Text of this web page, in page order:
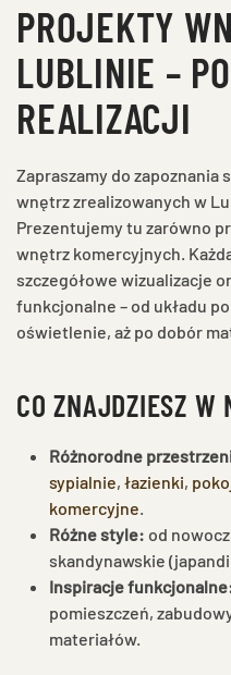
PROJEKTY
LUBLINIE –
REALIZACJI
Zapraszamy do
wnętrz zrealizowanych w
Prezentujemy tu zarówno
wnętrz komercyjnych.
szczegółowe wizualizacje
funkcjonalne – od układu
oświetlenie, aż po dobór
CO ZNAJDZIESZ W
Różnorodne
sypialnie, łazienki,
komercyjne.
Różne style: od
skandynawskie
Inspiracje
pomieszczeń,
materiałów.